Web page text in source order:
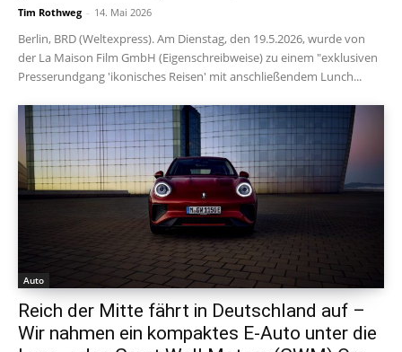
Tim Rothweg - 14. Mai 2026
Berlin, BRD (Weltexpress). Am Dienstag, den 19.5.2026, wurde von
der La Maison Film GmbH (Eigenschreibweise) zu einem "exklusiven
Presserundgang 'ikonisches Reisen' mit anschließendem Lunch...
Auto
Reich der Mitte fährt in Deutschland auf –
Wir nahmen ein kompaktes E-Auto unter die